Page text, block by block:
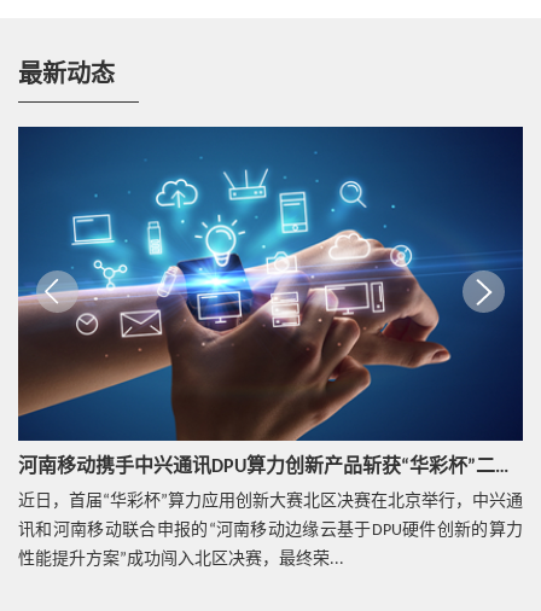
视频
云网底座
热点技术
让数字化转型有温度和灵魂：中兴通讯发力服务器
存储市场
热点技术
价值驱动，精准云网加速行业敏捷创新
热点技术
公有云部署核心网是挑战，更是机遇
最新动态
河南移动携手中兴通讯DPU算力创新产品斩获“华彩杯”二等奖
近日，首届“华彩杯”算力应用创新大赛北区决赛在北京举行，中兴通
讯和河南移动联合申报的“河南移动边缘云基于DPU硬件创新的算力
性能提升方案”成功闯入北区决赛，最终荣...